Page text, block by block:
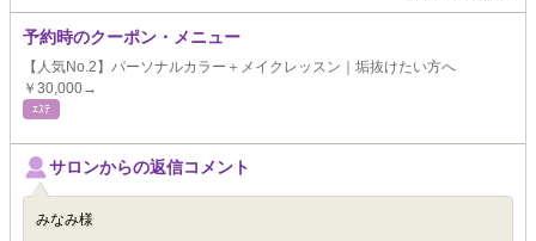
予約時のクーポン・メニュー
【人気No.2】パーソナルカラー＋メイクレッスン｜垢抜けたい方へ
￥30,000→
ｴｽﾃ
サロンからの返信コメント
みなみ様